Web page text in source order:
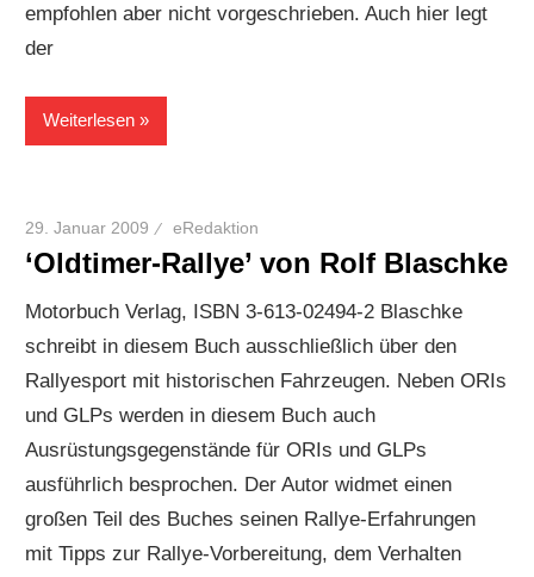
empfohlen aber nicht vorgeschrieben. Auch hier legt
der
Weiterlesen
29. Januar 2009 eRedaktion
‘Oldtimer-Rallye’ von Rolf Blaschke
Motorbuch Verlag, ISBN 3-613-02494-2 Blaschke
schreibt in diesem Buch ausschließlich über den
Rallyesport mit historischen Fahrzeugen. Neben ORIs
und GLPs werden in diesem Buch auch
Ausrüstungsgegenstände für ORIs und GLPs
ausführlich besprochen. Der Autor widmet einen
großen Teil des Buches seinen Rallye-Erfahrungen
mit Tipps zur Rallye-Vorbereitung, dem Verhalten